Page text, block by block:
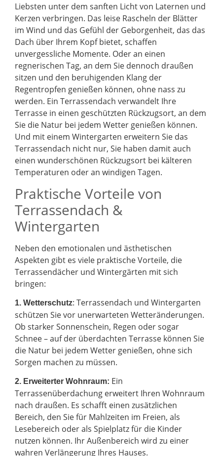
Liebsten unter dem sanften Licht von Laternen und
Kerzen verbringen. Das leise Rascheln der Blätter
im Wind und das Gefühl der Geborgenheit, das das
Dach über Ihrem Kopf bietet, schaffen
unvergessliche Momente. Oder an einen
regnerischen Tag, an dem Sie dennoch draußen
sitzen und den beruhigenden Klang der
Regentropfen genießen können, ohne nass zu
werden. Ein Terrassendach verwandelt Ihre
Terrasse in einen geschützten Rückzugsort, an dem
Sie die Natur bei jedem Wetter genießen können.
Und mit einem Wintergarten erweitern Sie das
Terrassendach nicht nur, Sie haben damit auch
einen wunderschönen Rückzugsort bei kälteren
Temperaturen oder an windigen Tagen.
Praktische Vorteile von
Terrassendach &
Wintergarten
Neben den emotionalen und ästhetischen
Aspekten gibt es viele praktische Vorteile, die
Terrassendächer und Wintergärten mit sich
bringen:
1. Wetterschutz: Terrassendach und Wintergarten
schützen Sie vor unerwarteten Wetteränderungen.
Ob starker Sonnenschein, Regen oder sogar
Schnee – auf der überdachten Terrasse können Sie
die Natur bei jedem Wetter genießen, ohne sich
Sorgen machen zu müssen.
2. Erweiterter Wohnraum: Ein
Terrassenüberdachung erweitert Ihren Wohnraum
nach draußen. Es schafft einen zusätzlichen
Bereich, den Sie für Mahlzeiten im Freien, als
Lesebereich oder als Spielplatz für die Kinder
nutzen können. Ihr Außenbereich wird zu einer
wahren Verlängerung Ihres Hauses.